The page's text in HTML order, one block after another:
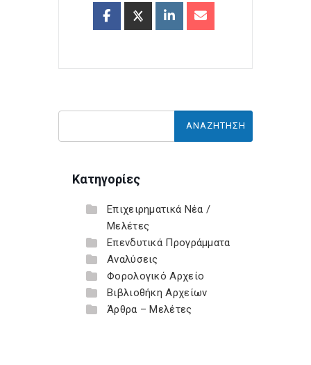
Κατηγορίες
Επιχειρηματικά Νέα /
Μελέτες
Επενδυτικά Προγράμματα
Αναλύσεις
Φορολογικό Αρχείο
Βιβλιοθήκη Αρχείων
Άρθρα – Μελέτες